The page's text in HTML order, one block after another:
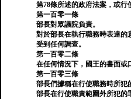
第78條所述的政府法案，或行
第一百零一條
部長對眾議院負責。
對於部長在執行職務時表達的
受到任何調查。
第一百零二條
在任何情況下，國王的書面或
第一百零三條
部長們據稱在行使職務時所犯
部長在行使職責範圍外所犯的